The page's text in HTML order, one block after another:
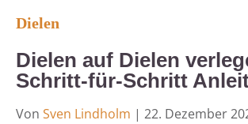
Dielen
Dielen auf Dielen
Schritt-für-Schritt
Von Sven Lindholm | 22. Dezember